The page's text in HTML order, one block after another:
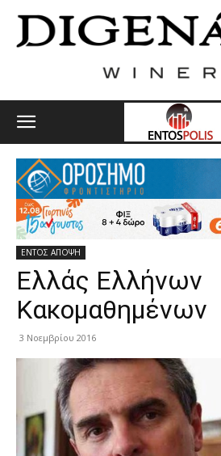
ΕΝΤΟΣ ΑΠΟΨΗ
Ελλάς Ελλήνων
Κακομαθημένων
3 Νοεμβρίου 2016